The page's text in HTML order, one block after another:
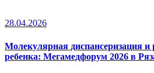
28.04.2026
Молекулярная диспансеризация и
ребенка: Мегамедфорум 2026 в